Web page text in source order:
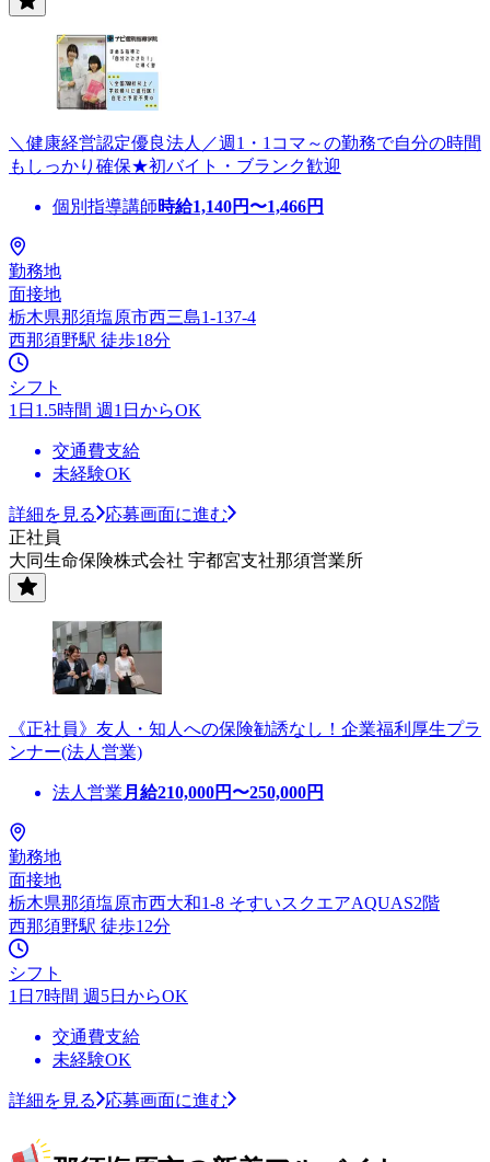
＼健康経営認定優良法人／週1・1コマ～の勤務で自分の時間
もしっかり確保★初バイト・ブランク歓迎
個別指導講師時給1,140円〜1,466円
勤務地
面接地
栃木県那須塩原市西三島1-137-4
西那須野駅 徒歩18分
シフト
1日1.5時間 週1日からOK
交通費支給
未経験OK
詳細を見る
応募画面に進む
正社員
大同生命保険株式会社 宇都宮支社那須営業所
《正社員》友人・知人への保険勧誘なし！企業福利厚生プラ
ンナー(法人営業)
法人営業 月給210,000円〜250,000円
勤務地
面接地
栃木県那須塩原市西大和1-8 そすいスクエアAQUAS2階
西那須野駅 徒歩12分
シフト
1日7時間 週5日からOK
交通費支給
未経験OK
詳細を見る 応募画面に進む